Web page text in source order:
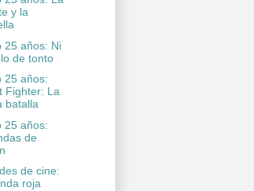
y la
25 años: Ni
de tonto
25 años:
Fighter: La
batalla
25 años:
de
de cine:
roja